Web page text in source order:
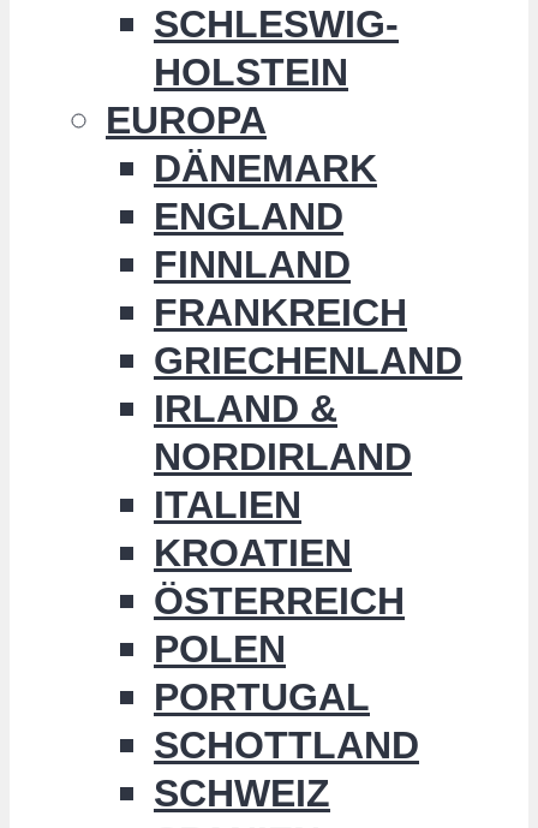
SCHLESWIG-
HOLSTEIN
EUROPA
DÄNEMARK
ENGLAND
FINNLAND
FRANKREICH
GRIECHENLAND
IRLAND &
NORDIRLAND
ITALIEN
KROATIEN
ÖSTERREICH
POLEN
PORTUGAL
SCHOTTLAND
SCHWEIZ